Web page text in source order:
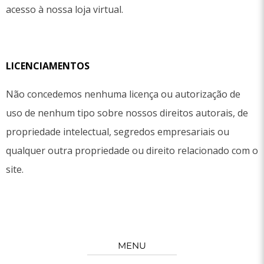
acesso à nossa loja virtual.
LICENCIAMENTOS
Não concedemos nenhuma licença ou autorização de
uso de nenhum tipo sobre nossos direitos autorais, de
propriedade intelectual, segredos empresariais ou
qualquer outra propriedade ou direito relacionado com o
site.
MENU